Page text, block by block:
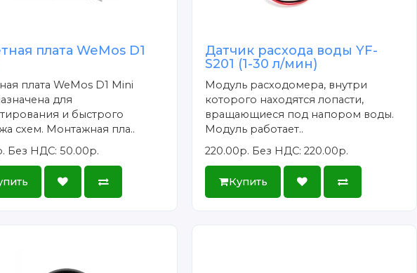
плата WeMos D1
плата WeMos D1 Mini
для
и быстрого
схем. Монтажная пла..
Без НДС: 50.00р.
Датчик расхода воды YF-
S201 (1-30 л/мин)
Модуль расходомера, внутри
которого находятся лопасти,
вращающиеся под напором воды.
Модуль работает..
220.00р. Без НДС: 220.00р.
Купить